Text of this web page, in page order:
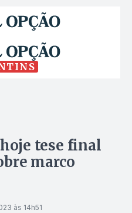
tese final
marco
às 14h51